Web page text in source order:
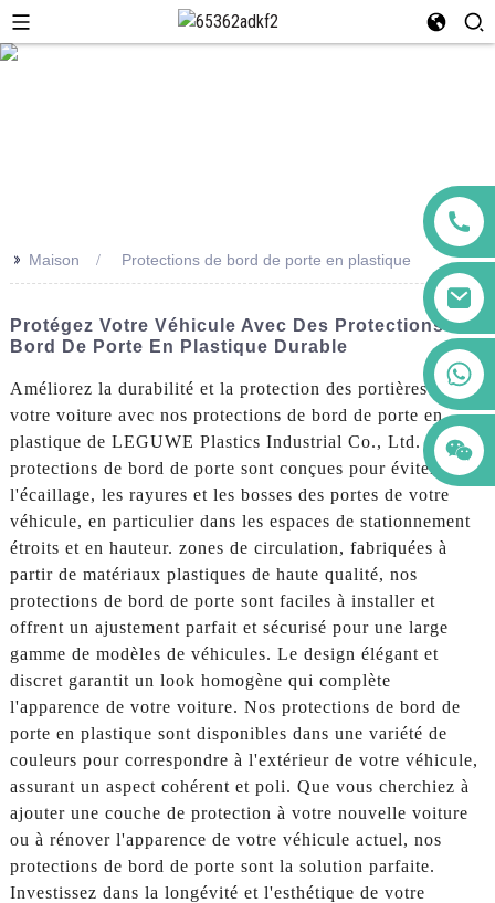
>> Maison Protections de bord de porte en plastique
Protégez Votre Véhicule Avec Des Protections De
Bord De Porte En Plastique Durable
Améliorez la durabilité et la protection des portières de
votre voiture avec nos protections de bord de porte en
plastique de LEGUWE Plastics Industrial Co., Ltd. Nos
protections de bord de porte sont conçues pour éviter
l'écaillage, les rayures et les bosses des portes de votre
véhicule, en particulier dans les espaces de stationnement
étroits et en hauteur. zones de circulation, fabriquées à
partir de matériaux plastiques de haute qualité, nos
protections de bord de porte sont faciles à installer et
offrent un ajustement parfait et sécurisé pour une large
gamme de modèles de véhicules. Le design élégant et
discret garantit un look homogène qui complète
l'apparence de votre voiture. Nos protections de bord de
porte en plastique sont disponibles dans une variété de
couleurs pour correspondre à l'extérieur de votre véhicule,
assurant un aspect cohérent et poli. Que vous cherchiez à
ajouter une couche de protection à votre nouvelle voiture
ou à rénover l'apparence de votre véhicule actuel, nos
protections de bord de porte sont la solution parfaite.
Investissez dans la longévité et l'esthétique de votre